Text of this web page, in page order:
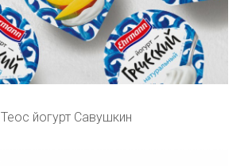
Теос йогурт Савушкин